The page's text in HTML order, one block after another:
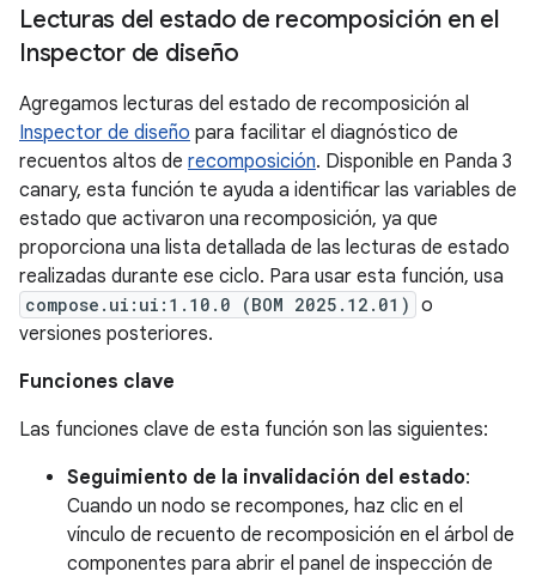
Lecturas del estado de recomposición en el
Inspector de diseño
Agregamos lecturas del estado de recomposición al
Inspector de diseño para facilitar el diagnóstico de
recuentos altos de recomposición. Disponible en Panda 3
canary, esta función te ayuda a identificar las variables de
estado que activaron una recomposición, ya que
proporciona una lista detallada de las lecturas de estado
realizadas durante ese ciclo. Para usar esta función, usa
compose.ui:ui:1.10.0 (BOM 2025.12.01) o
versiones posteriores.
Funciones clave
Las funciones clave de esta función son las siguientes:
Seguimiento de la invalidación del estado:
Cuando un nodo se recompones, haz clic en el
vínculo de recuento de recomposición en el árbol de
componentes para abrir el panel de inspección de